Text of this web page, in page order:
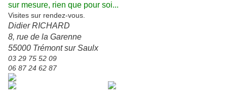
sur mesure, rien que pour soi...
Visites sur rendez-vous.
Didier RICHARD
8, rue de la Garenne
55000 Trémont sur Saulx
03 29 75 52 09
06 87 24 62 87